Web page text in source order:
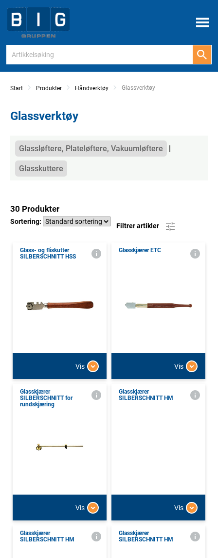
Meny
Start Produkter Håndverktøy Current:
Glassverktøy
Glassverktøy
Kategorier
Glassløftere, Plateløftere, Vakuumløftere
Glasskuttere
30 Produkter
Sortering:
Filtrer artikler
Glass- og fliskutter
SILBERSCHNITT HSS
Vis
Glasskjærer ETC
Vis
Glasskjærer
SILBERSCHNITT for
rundskjæring
Vis
Glasskjærer
SILBERSCHNITT HM
Vis
Glasskjærer
SILBERSCHNITT HM
Glasskjærer
SILBERSCHNITT HM